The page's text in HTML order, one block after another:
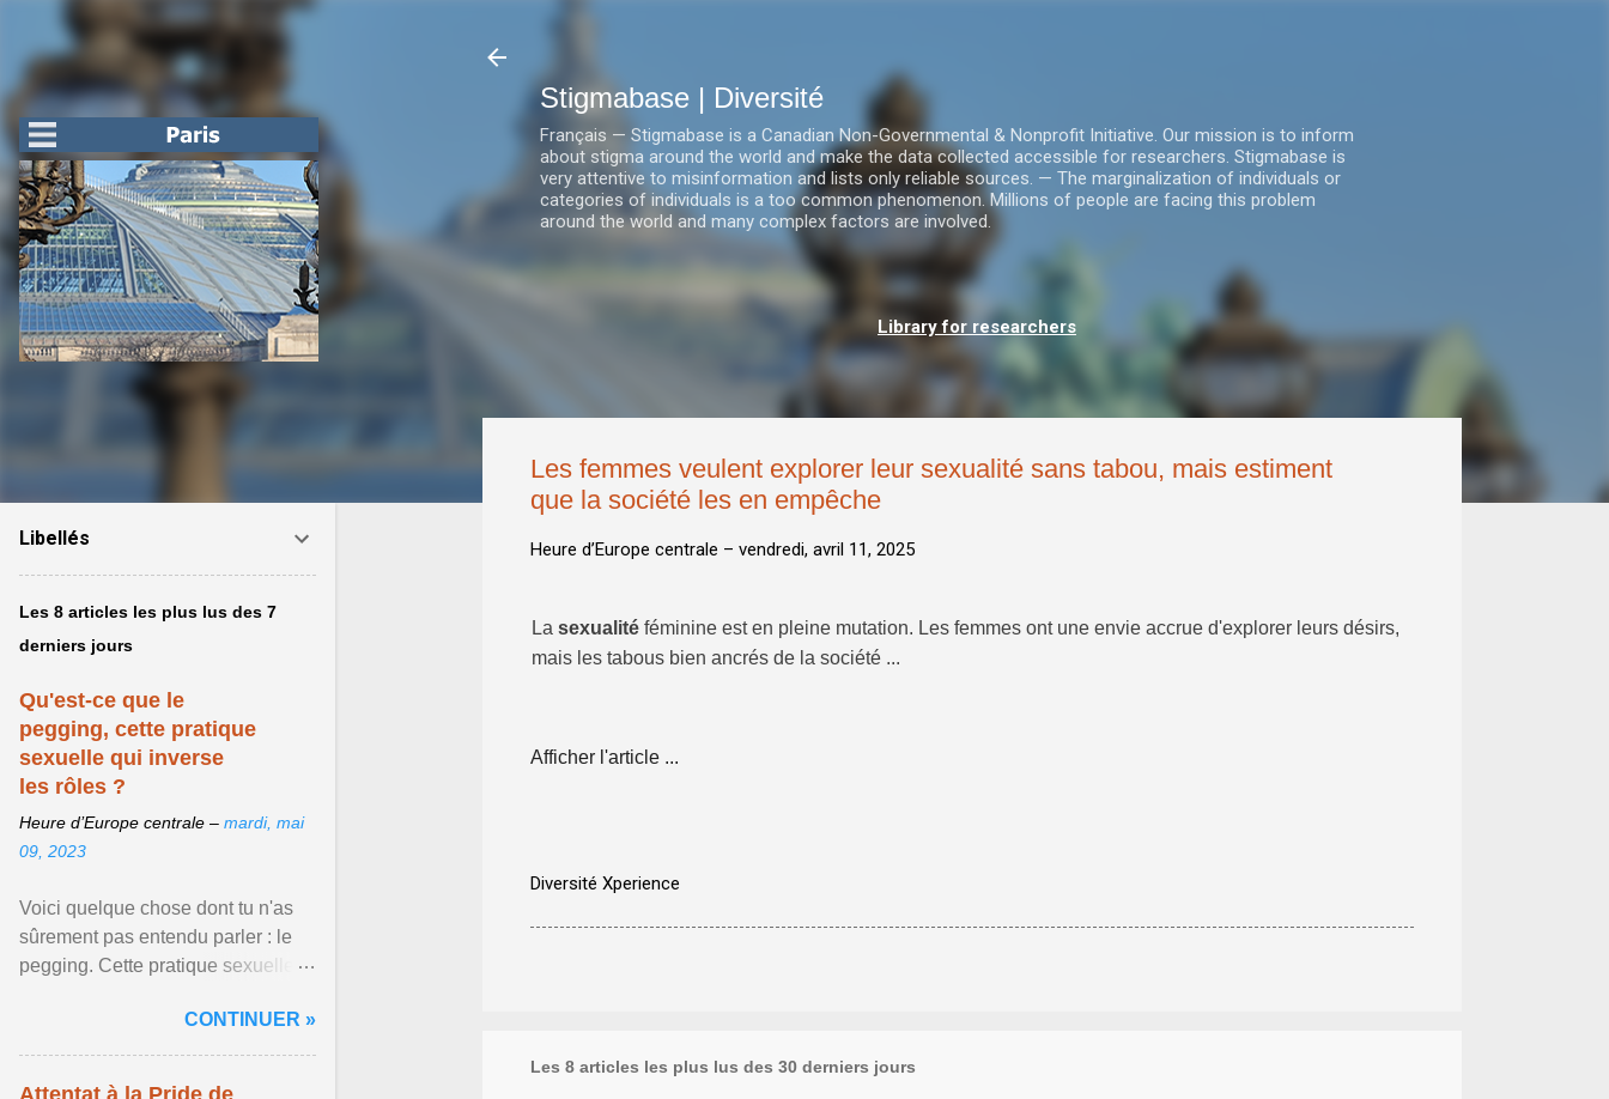
Stigmabase | Diversité
Français — Stigmabase is a Canadian Non-Governmental & Nonprofit Initiative. Our mission is to inform
about stigma around the world and make the data collected accessible for researchers. Stigmabase is
very attentive to misinformation and lists only reliable sources. — The marginalization of individuals or
categories of individuals is a too common phenomenon. Millions of people are facing this problem
around the world and many complex factors are involved.
Library for researchers
Les femmes veulent explorer leur sexualité sans tabou, mais estiment
que la société les en empêche
Heure d’Europe centrale – vendredi, avril 11, 2025
La sexualité féminine est en pleine mutation. Les femmes ont une envie accrue d'explorer leurs désirs,
mais les tabous bien ancrés de la société ...
Afficher l'article ...
Diversité Xperience
Les 8 articles les plus lus des 30 derniers jours
Libellés
Les 8 articles les plus lus des 7
derniers jours
Qu'est-ce que le
pegging, cette pratique
sexuelle qui inverse
les rôles ?
Heure d’Europe centrale – mardi, mai
09, 2023
Voici quelque chose dont tu n'as
sûrement pas entendu parler : le
pegging. Cette pratique sexuelle
de changer ... Afficher l'article ...
CONTINUER »
Attentat à la Pride de